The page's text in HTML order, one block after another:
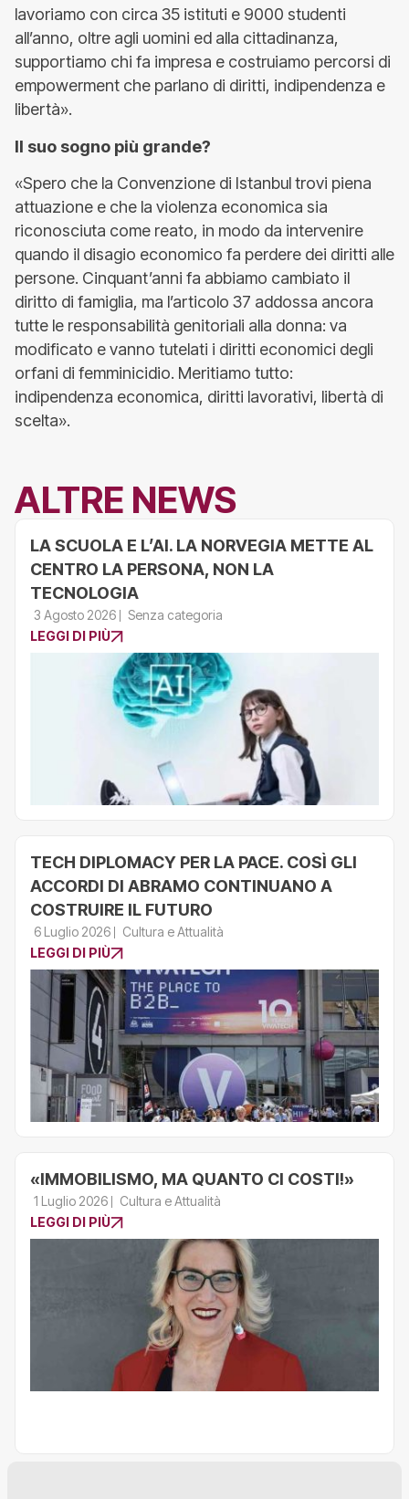
lavoriamo con circa 35 istituti e 9000 studenti
all’anno, oltre agli uomini ed alla cittadinanza,
supportiamo chi fa impresa e costruiamo percorsi di
empowerment che parlano di diritti, indipendenza e
libertà».
Il suo sogno più grande?
«Spero che la Convenzione di Istanbul trovi piena
attuazione e che la violenza economica sia
riconosciuta come reato, in modo da intervenire
quando il disagio economico fa perdere dei diritti alle
persone. Cinquant’anni fa abbiamo cambiato il
diritto di famiglia, ma l’articolo 37 addossa ancora
tutte le responsabilità genitoriali alla donna: va
modificato e vanno tutelati i diritti economici degli
orfani di femminicidio. Meritiamo tutto:
indipendenza economica, diritti lavorativi, libertà di
scelta».
ALTRE NEWS
LA SCUOLA E L’AI. LA NORVEGIA METTE AL
CENTRO LA PERSONA, NON LA
TECNOLOGIA
3 Agosto 2026
Senza categoria
LEGGI DI PIÙ
TECH DIPLOMACY PER LA PACE. COSÌ GLI
ACCORDI DI ABRAMO CONTINUANO A
COSTRUIRE IL FUTURO
6 Luglio 2026
Cultura e Attualità
LEGGI DI PIÙ
«IMMOBILISMO, MA QUANTO CI COSTI!»
1 Luglio 2026
Cultura e Attualità
LEGGI DI PIÙ